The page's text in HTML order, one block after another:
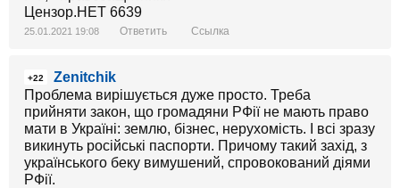
25.01.2021 19:08 Ответить Ссылка
+22
Zenitchik
Проблема вирішується дуже просто. Треба
прийняти закон, що громадяни РФії не мають право
мати в Україні: землю, бізнес, нерухомість. І всі зразу
викинуть російські паспорти. Причому такий захід, з
українського беку вимушений, спровокований діями
РФії.